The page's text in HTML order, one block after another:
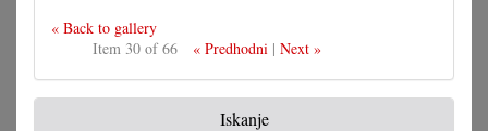
« Back to gallery
Item 30 of 66
« Predhodni | Next »
Iskanje